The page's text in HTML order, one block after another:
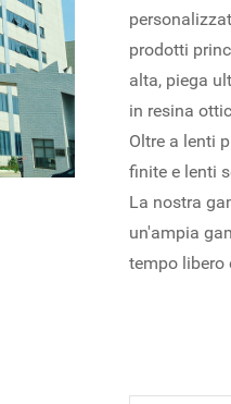
prodotti
alta, piega
in resina
Oltre a lenti
finite e lenti
La nostra
un'ampia
tempo libero